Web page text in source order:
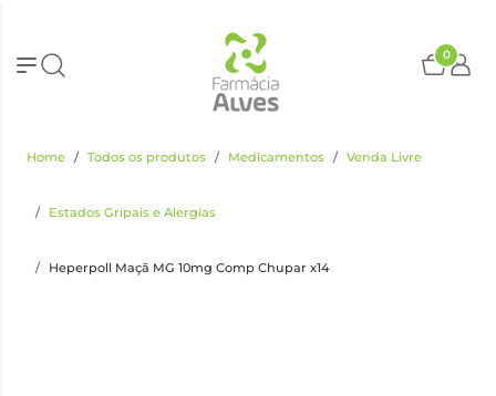
0
Home Todos os produtos Medicamentos Venda Livre
Estados Gripais e Alergias
Heperpoll Maçã MG 10mg Comp Chupar x14